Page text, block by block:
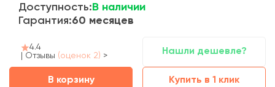
Доступность: В наличии
Гарантия:60 месяцев
4.4
Отзывы (оценок 2) > Нашли дешевле?
В корзину Купить в 1 клик